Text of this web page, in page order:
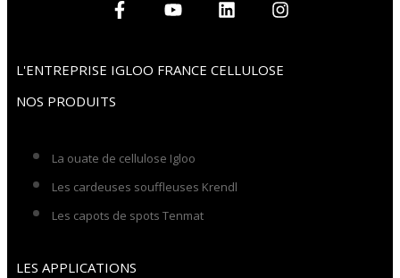
L'ENTREPRISE IGLOO FRANCE CELLULOSE
NOS PRODUITS
La ouate de cellulose Igloo
Les cardeuses souffleuses Krendl
Les capots de spots Tenmat
LES APPLICATIONS